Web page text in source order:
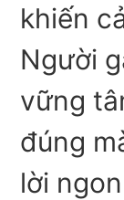
khiến
Người
vững
đúng
lời